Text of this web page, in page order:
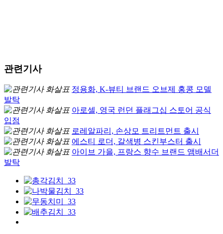
관련기사
정용화, K-뷰티 브랜드 오브제 홍콩 모델
발탁
아로셀, 영국 런던 플래그십 스토어 공식
입점
로레알파리, 손상모 트리트먼트 출시
에스티 로더, 갈색병 스킨부스터 출시
아이브 가을, 프랑스 향수 브랜드 앰배서더
발탁